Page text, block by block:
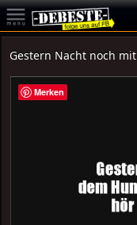
Gestern Nacht noch
Merken